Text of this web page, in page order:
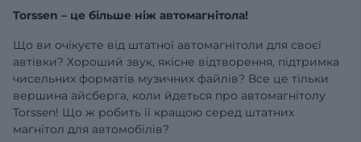
Torssen – це більше ніж автомагнітола!
Що ви очікуєте від штатної автомагнітоли для своєї
автівки? Хороший звук, якісне відтворення, підтримка
чисельних форматів музичних файлів? Все це тільки
вершина айсберга, коли йдеться про автомагнітолу
Torssen! Що ж робить її кращою серед штатних
магнітол для автомобілів?